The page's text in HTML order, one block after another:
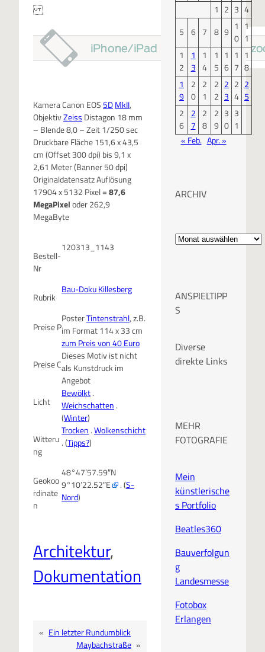
Kamera Canon EOS 5DMkII,
ObjektivZeiss Distagon 18 mm
– Blende 8,0 – Zeit 1/250 sec
Druckbare Fläche 151,6 x 43,5
cm (Offset 300 dpi) bis 9,1 x
2,61 Meter (Banner 50 dpi)
Originaldatensatz Auflösung
17904 x 5132 Pixel =87,6
MegaPixeloder 262,9
MegaByte
Bestell-
Nr
120313_1143
Rubrik
Bau-Doku Killesberg
Preise P
PosterTintenstrahl, z.B.
im Format 114 x 33 cm
zum Preis von 40 Euro
Preise C
Dieses Motiv ist nicht
als Kunstdruck im
Angebot
Licht
Bewölkt.
Weichschatten.
(Winter)
Witteru
ng
Trocken.Wolkenschicht
. (Tipps?)
Geokoo
rdinate
n
48°47’57.59″N
9°10’22.52″E
. (S-
Nord)
Architektur
Dokumentation
« Ein letzter Rundumblick
Maybachstraße »
1 2 3 4
5 6 7 8 9 1
0
1
1
1
2
1
3
1
4
1
5
1
6
1
7
1
8
1
9
2
0
2
1
2
2
2
3
2
4
2
5
2
6
2
7
2
8
2
9
3
0
3
1
« Feb. Apr. »
ARCHIV
A
h
v
ANSPIELTIPP
S
Diverse
direkte Links
MEHR
FOTOGRAFIE
Mein
künstlerische
s Portfolio
Beatles360
Bauverfolgun
g
Landesmesse
Fotobox
Erlangen